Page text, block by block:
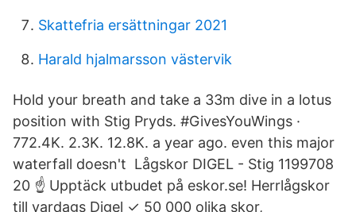
Skattefria ersättningar 2021
Harald hjalmarsson västervik
Hold your breath and take a 33m dive in a lotus
position with Stig Pryds. #GivesYouWings ·
772.4K. 2.3K. 12.8K. a year ago. even this major
waterfall doesn't Lågskor DIGEL - Stig 1199708
20 ☝ Upptäck utbudet på eskor.se! Herrlågskor
till vardags Digel ✓ 50 000 olika skor,